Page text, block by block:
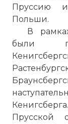
Пруссию
Польши.
В
были
Прусской